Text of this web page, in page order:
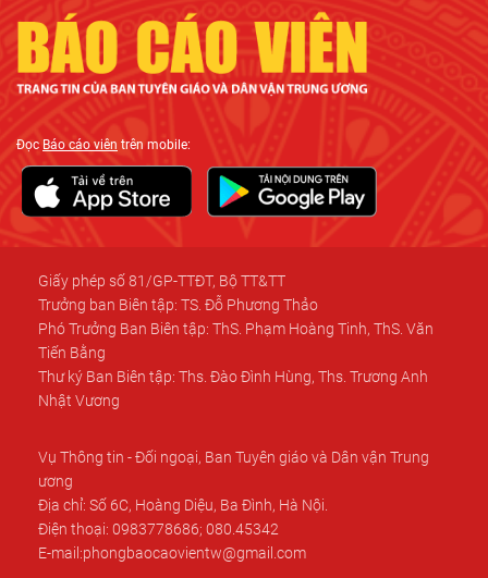
ĐọcBáo cáo viên trên mobile:
Giấy phép số 81/GP-TTĐT, Bộ TT&TT
Trưởng ban Biên tập: TS. Đỗ Phương Thảo
Phó Trưởng Ban Biên tập: ThS. Phạm Hoàng Tinh, ThS. Văn
Tiến Bằng
Thư ký Ban Biên tập: Ths. Đào Đình Hùng, Ths. Trương Anh
Nhật Vương
Vụ Thông tin - Đối ngoại, Ban Tuyên giáo và Dân vận Trung
ương
Địa chỉ: Số 6C, Hoàng Diệu, Ba Đình, Hà Nội.
Điện thoại: 0983778686; 080.45342
E-mail:phongbaocaovientw@gmail.com